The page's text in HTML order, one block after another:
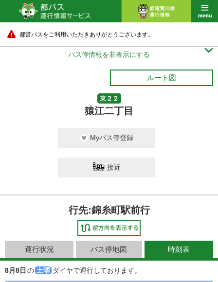
都営バスをご利用いただきありがとうございます。
バス停情報を非表示にする 
ルート図
東２２
猿江二丁目
Myバス停登録
接近
行先:錦糸町駅前行
運行状況 バス停地図 時刻表
8月8日 の 土曜 ダイヤで運行しております。